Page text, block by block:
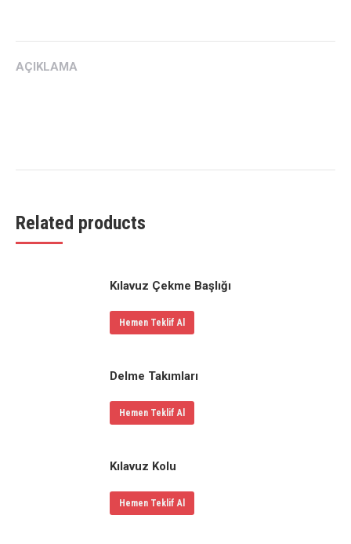
AÇIKLAMA
Related products
Kılavuz Çekme Başlığı
Hemen Teklif Al
Delme Takımları
Hemen Teklif Al
Kılavuz Kolu
Hemen Teklif Al